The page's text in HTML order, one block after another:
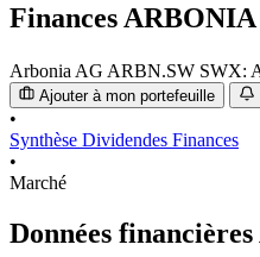
Finances ARBONIA
Arbonia AG ARBN.SW SWX:
Ajouter à mon portefeuille
•
Synthèse Dividendes Finances
•
Marché
Données